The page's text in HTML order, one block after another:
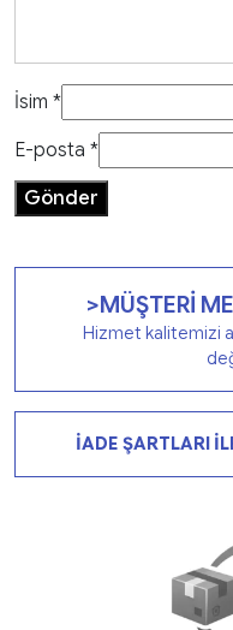
İsim *
E-posta *
>MÜŞTERİ
Hizmet kalitemizi
İADE ŞARTLARI